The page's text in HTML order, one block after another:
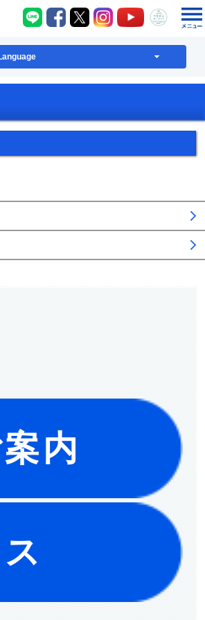
八千代町LINE
八千代町Facebook
八千代町X八千代町Instagram
八千代町八千代
内